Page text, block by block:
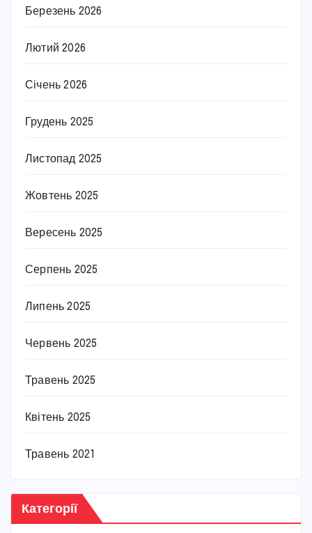
Березень 2026
Лютий 2026
Січень 2026
Грудень 2025
Листопад 2025
Жовтень 2025
Вересень 2025
Серпень 2025
Липень 2025
Червень 2025
Травень 2025
Квітень 2025
Травень 2021
Категорії